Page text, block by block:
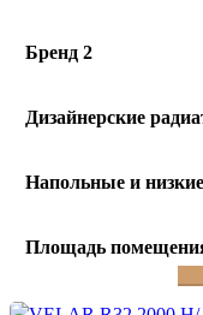
Бренд 2
Дизайнерские
Напольные и
Площадь